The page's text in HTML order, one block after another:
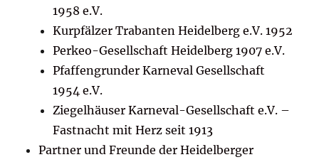
1958 e.V.
Kurpfälzer Trabanten Heidelberg e.V. 1952
Perkeo-Gesellschaft Heidelberg 1907 e.V.
Pfaffengrunder Karneval Gesellschaft
1954 e.V.
Ziegelhäuser Karneval-Gesellschaft e.V. –
Fastnacht mit Herz seit 1913
Partner und Freunde der Heidelberger